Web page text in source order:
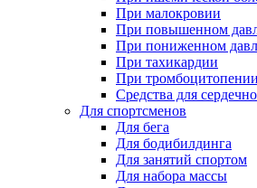
При малокровии
При повышенном
При пониженном
При тахикардии
При тромбоцитопении
Средства для
Для спортсменов
Для бега
Для бодибилдинга
Для занятий спортом
Для набора массы